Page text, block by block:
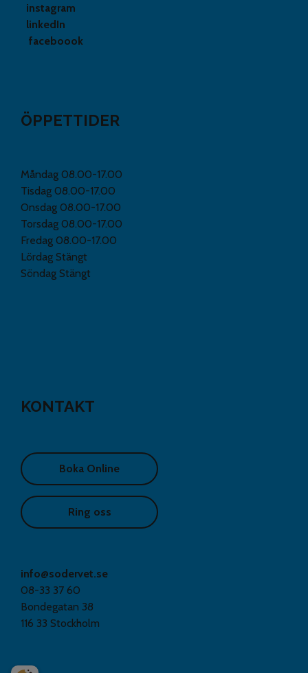
instagram
linkedIn
faceboook
ÖPPETTIDER
Måndag 08.00-17.00
Tisdag 08.00-17.00
Onsdag 08.00-17.00
Torsdag 08.00-17.00
Fredag 08.00-17.00
Lördag Stängt
Söndag Stängt
KONTAKT
Boka Online
Ring oss
info@sodervet.se
08-33 37 60
Bondegatan 38
116 33 Stockholm